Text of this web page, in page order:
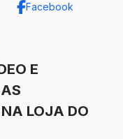
Facebook
E
LOJA DO